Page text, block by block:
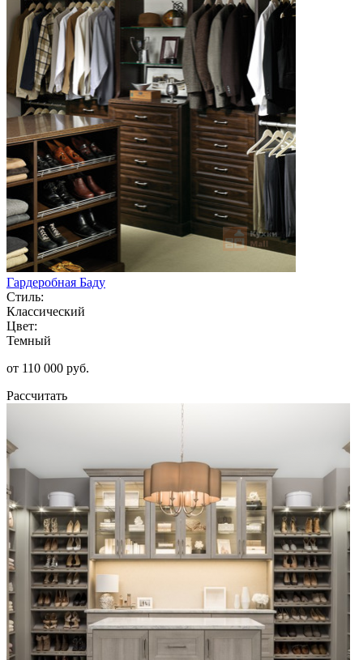
Гардеробная Баду
Стиль:
Классический
Цвет:
Темный
от 110 000 руб.
Рассчитать